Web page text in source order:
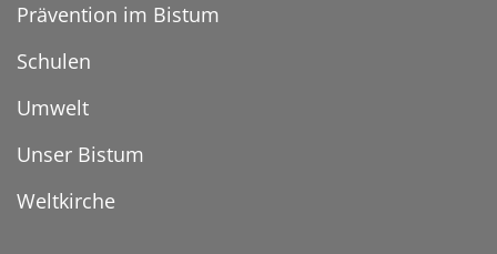
Prävention im Bistum
Schulen
Umwelt
Unser Bistum
Weltkirche